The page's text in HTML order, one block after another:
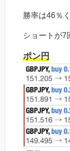
勝率は46％
ショートが7
ポン円